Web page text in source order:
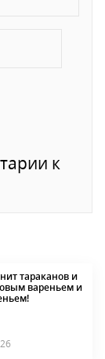
к
тараканов и
вареньем и